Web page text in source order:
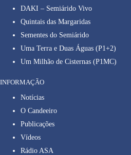
DAKI – Semiárido Vivo
Quintais das Margaridas
Sementes do Semiárido
Uma Terra e Duas Águas (P1+2)
Um Milhão de Cisternas (P1MC)
INFORMAÇÃO
Notícias
O Candeeiro
Publicações
Vídeos
Rádio ASA